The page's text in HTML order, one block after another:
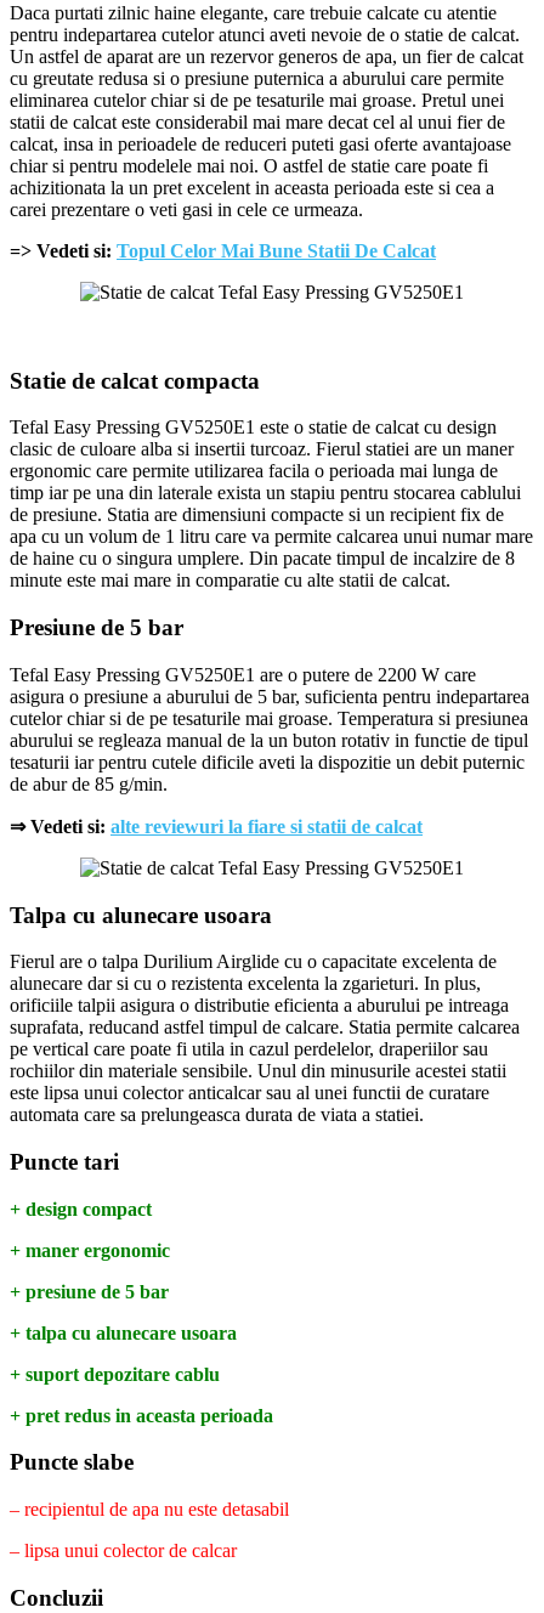
Daca purtati zilnic haine elegante, care trebuie calcate cu atentie
pentru indepartarea cutelor atunci aveti nevoie de o statie de calcat.
Un astfel de aparat are un rezervor generos de apa, un fier de calcat
cu greutate redusa si o presiune puternica a aburului care permite
eliminarea cutelor chiar si de pe tesaturile mai groase. Pretul unei
statii de calcat este considerabil mai mare decat cel al unui fier de
calcat, insa in perioadele de reduceri puteti gasi oferte avantajoase
chiar si pentru modelele mai noi. O astfel de statie care poate fi
achizitionata la un pret excelent in aceasta perioada este si cea a
carei prezentare o veti gasi in cele ce urmeaza.
=> Vedeti si: Topul Celor Mai Bune Statii De Calcat
Statie de calcat compacta
Tefal Easy Pressing GV5250E1 este o statie de calcat cu design
clasic de culoare alba si insertii turcoaz. Fierul statiei are un maner
ergonomic care permite utilizarea facila o perioada mai lunga de
timp iar pe una din laterale exista un stapiu pentru stocarea cablului
de presiune. Statia are dimensiuni compacte si un recipient fix de
apa cu un volum de 1 litru care va permite calcarea unui numar mare
de haine cu o singura umplere. Din pacate timpul de incalzire de 8
minute este mai mare in comparatie cu alte statii de calcat.
Presiune de 5 bar
Tefal Easy Pressing GV5250E1 are o putere de 2200 W care
asigura o presiune a aburului de 5 bar, suficienta pentru indepartarea
cutelor chiar si de pe tesaturile mai groase. Temperatura si presiunea
aburului se regleaza manual de la un buton rotativ in functie de tipul
tesaturii iar pentru cutele dificile aveti la dispozitie un debit puternic
de abur de 85 g/min.
⇒ Vedeti si: alte reviewuri la fiare si statii de calcat
Talpa cu alunecare usoara
Fierul are o talpa Durilium Airglide cu o capacitate excelenta de
alunecare dar si cu o rezistenta excelenta la zgarieturi. In plus,
orificiile talpii asigura o distributie eficienta a aburului pe intreaga
suprafata, reducand astfel timpul de calcare. Statia permite calcarea
pe vertical care poate fi utila in cazul perdelelor, draperiilor sau
rochiilor din materiale sensibile. Unul din minusurile acestei statii
este lipsa unui colector anticalcar sau al unei functii de curatare
automata care sa prelungeasca durata de viata a statiei.
Puncte tari
+ design compact
+ maner ergonomic
+ presiune de 5 bar
+ talpa cu alunecare usoara
+ suport depozitare cablu
+ pret redus in aceasta perioada
Puncte slabe
– recipientul de apa nu este detasabil
– lipsa unui colector de calcar
Concluzii